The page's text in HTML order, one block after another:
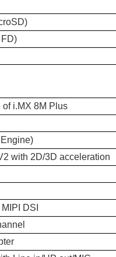
i.MX 8M Plus
with 2D/3D acceleration
DSI